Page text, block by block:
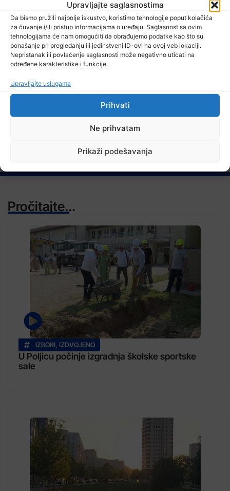
Upravljajte saglasnostima
Da bismo pružili najbolje iskustvo, koristimo tehnologije poput kolačića
za čuvanje i/ili pristup informacijama o uređaju. Saglasnost sa ovim
tehnologijama će nam omogućiti da obrađujemo podatke kao što su
ponašanje pri pregledanju ili jedinstveni ID-ovi na ovoj veb lokaciji.
Nepristanak ili povlačenje saglasnosti može negativno uticati na
određene karakteristike i funkcije.
Upravljajte uslugama
Prihvati
Ne prihvatam
Prikaži podešavanja
7 Augusta, 2026
Stiže blagi predah od vrelina, ali ne zadugo
TV RASPORED
Pročitajte...
IZBORI, IZDVOJENO
U Poljicu počinje izgradnja školske sportske
sale